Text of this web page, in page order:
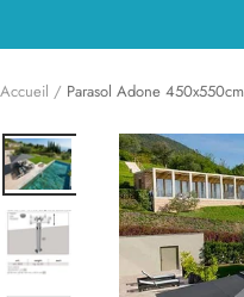
Accueil Parasol Adone